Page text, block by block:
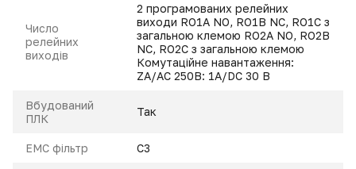
Число
релейних
виходів
2 програмованих релейних
виходи RO1A NO, RO1B NC, RO1C з
загальною клемою RO2A NO, RO2B
NC, RO2C з загальною клемою
Комутаційне навантаження:
ZA/AC 250В: 1A/DC 30 В
Вбудований
ПЛК
Так
ЕМС фільтр С3